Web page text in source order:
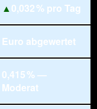
▲0,032 % pro Tag
Euro abgewertet
0,415 % —
Moderat